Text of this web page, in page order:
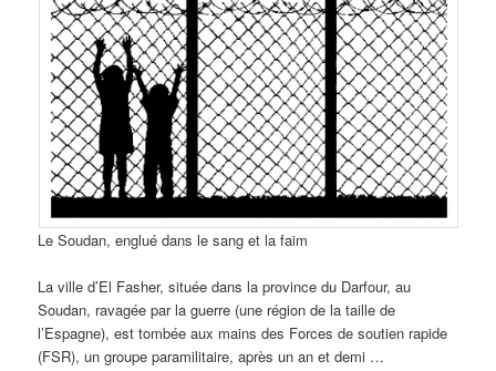
Le Soudan, englué dans le sang et la faim
La ville d’El Fasher, située dans la province du Darfour, au
Soudan, ravagée par la guerre (une région de la taille de
l’Espagne), est tombée aux mains des Forces de soutien rapide
(FSR), un groupe paramilitaire, après un an et demi …